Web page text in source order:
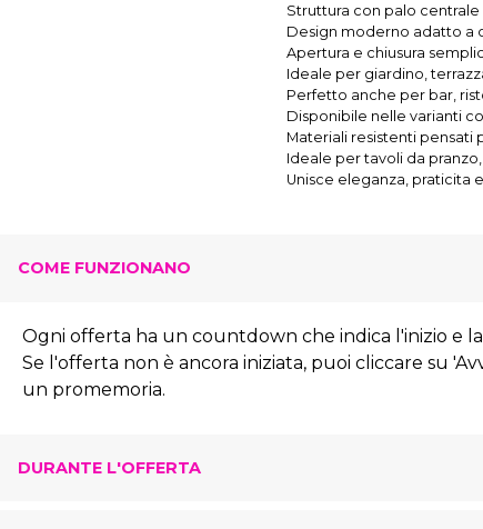
Struttura con palo
Design moderno adatto a
Apertura e chiusura
Ideale per giardino,
Perfetto anche per bar,
Disponibile nelle varianti
Materiali resistenti pensati
Ideale per tavoli da
Unisce eleganza, praticita
COME FUNZIONANO
Ogni offerta ha un countdown che indica l'inizio e
Se l'offerta non è ancora iniziata, puoi cliccare su
un promemoria.
DURANTE L'OFFERTA